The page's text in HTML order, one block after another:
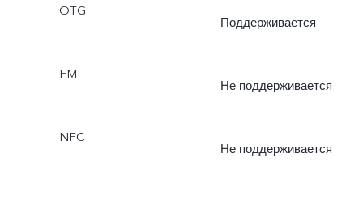
OTG
Поддерживается
FM
Не поддерживается
NFC
Не поддерживается